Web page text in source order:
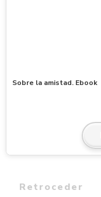
Sobre la amistad. Ebook
Retroceder